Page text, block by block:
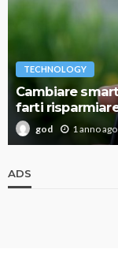
TECHNOLOGY
Cambiare
farti
god 1 anno ago
ADS